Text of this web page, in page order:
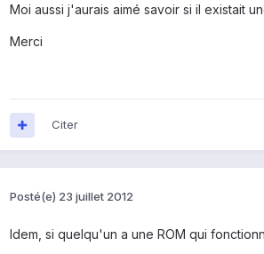
Moi aussi j'aurais aimé savoir si il existait
Merci
Citer
Posté(e) 23 juillet 2012
Idem, si quelqu'un a une ROM qui